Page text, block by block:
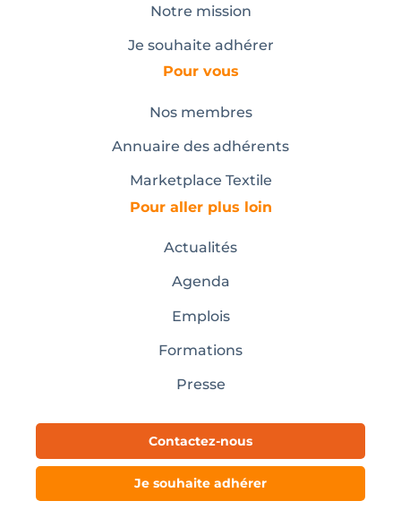
Notre mission
Je souhaite adhérer
Pour vous
Nos membres
Annuaire des adhérents
Marketplace Textile
Pour aller plus loin
Actualités
Agenda
Emplois
Formations
Presse
Contactez-nous
Je souhaite adhérer